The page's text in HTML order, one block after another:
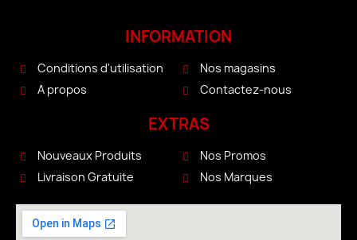
INFORMATION
Conditions d'utilisation
A propos
Nos magasins
Contactez-nous
EXTRAS
Nouveaux Produits
Livraison Gratuite
Nos Promos
Nos Marques